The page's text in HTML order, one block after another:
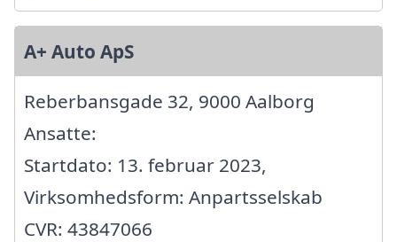
A+ Auto ApS
Reberbansgade 32, 9000 Aalborg
Ansatte:
Startdato: 13. februar 2023,
Virksomhedsform: Anpartsselskab
CVR: 43847066